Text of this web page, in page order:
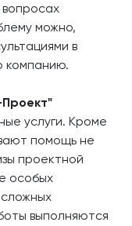
можно,
в
компанию.
услуги. Кроме
помощь не
проектной
особых
выполняются